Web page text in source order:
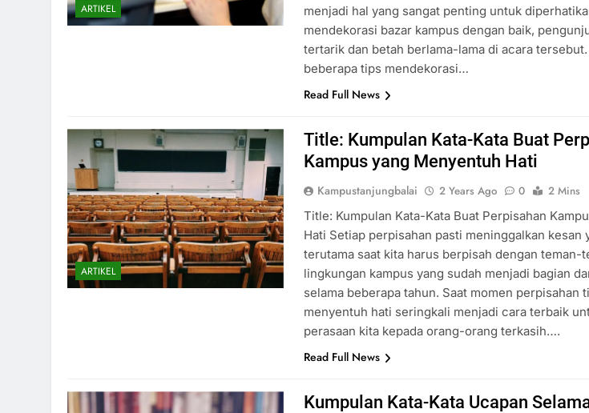
ARTIKEL
menjadi hal yang sangat penting untuk
mendekorasi bazar kampus dengan baik,
tertarik dan betah berlama-lama di acara
beberapa tips mendekorasi…
Read Full News
ARTIKEL
Title: Kumpulan Kata-Kata Buat
Kampus yang Menyentuh Hati
Kampustanjungbalai 2 Years Ago 0
2 Mins
Title: Kumpulan Kata-Kata Buat Perpisahan
Hati Setiap perpisahan pasti meninggalkan kesan
terutama saat kita harus berpisah dengan teman-
lingkungan kampus yang sudah menjadi bagian
selama beberapa tahun. Saat momen perpisahan
menyentuh hati seringkali menjadi cara terbaik
perasaan kita kepada orang-orang terkasih….
Read Full News
Kumpulan Kata-Kata Ucapan